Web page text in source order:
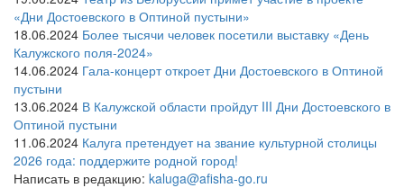
«Дни Достоевского в Оптиной пустыни»
18.06.2024 Более тысячи человек посетили выставку «День
Калужского поля-2024»
14.06.2024 Гала-концерт откроет Дни Достоевского в Оптиной
пустыни
13.06.2024 В Калужской области пройдут III Дни Достоевского в
Оптиной пустыни
11.06.2024 Калуга претендует на звание культурной столицы
2026 года: поддержите родной город!
Написать в редакцию: kaluga@afisha-go.ru